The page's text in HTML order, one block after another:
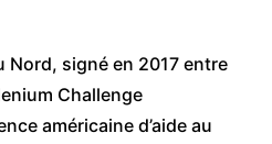
Nord, signé en 2017 entre
Challenge
américaine d’aide au